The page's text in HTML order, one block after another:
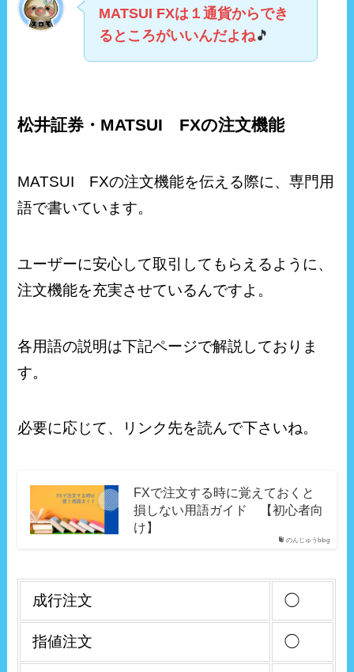
MATSUI FXは１通貨からでき
るところがいいんだよね🎵
松井証券・MATSUI FXの注文機能
MATSUI FXの注文機能を伝える際に、専門用
語で書いています。
ユーザーに安心して取引してもらえるように、
注文機能を充実させているんですよ。
各用語の説明は下記ページで解説しておりま
す。
必要に応じて、リンク先を読んで下さいね。
のんじゅうblog
FXで注文する時に覚えておくと
損しない用語ガイド 【初心者向
け】
成行注文 ◯
指値注文 ◯